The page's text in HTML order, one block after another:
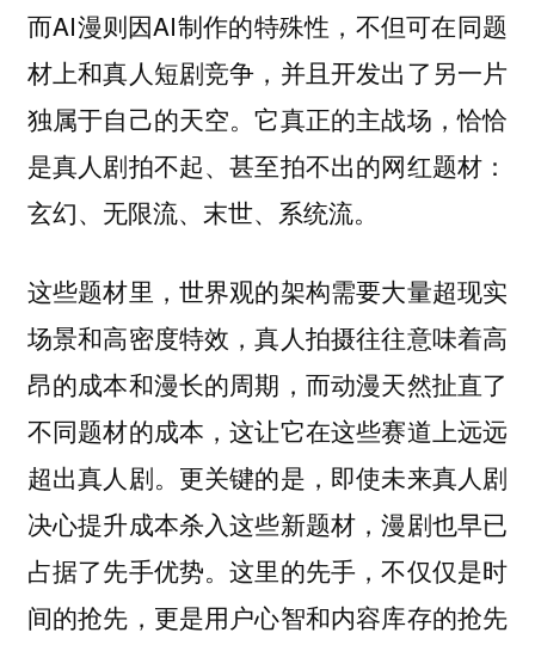
而AI漫则因AI制作的特殊性，不但可在同题
材上和真人短剧竞争，并且开发出了另一片
独属于自己的天空。它真正的主战场，恰恰
是真人剧拍不起、甚至拍不出的网红题材：
玄幻、无限流、末世、系统流。
这些题材里，世界观的架构需要大量超现实
场景和高密度特效，真人拍摄往往意味着高
昂的成本和漫长的周期，而动漫天然扯直了
不同题材的成本，这让它在这些赛道上远远
超出真人剧。更关键的是，即使未来真人剧
决心提升成本杀入这些新题材，漫剧也早已
占据了先手优势。这里的先手，不仅仅是时
间的抢先，更是用户心智和内容库存的抢先